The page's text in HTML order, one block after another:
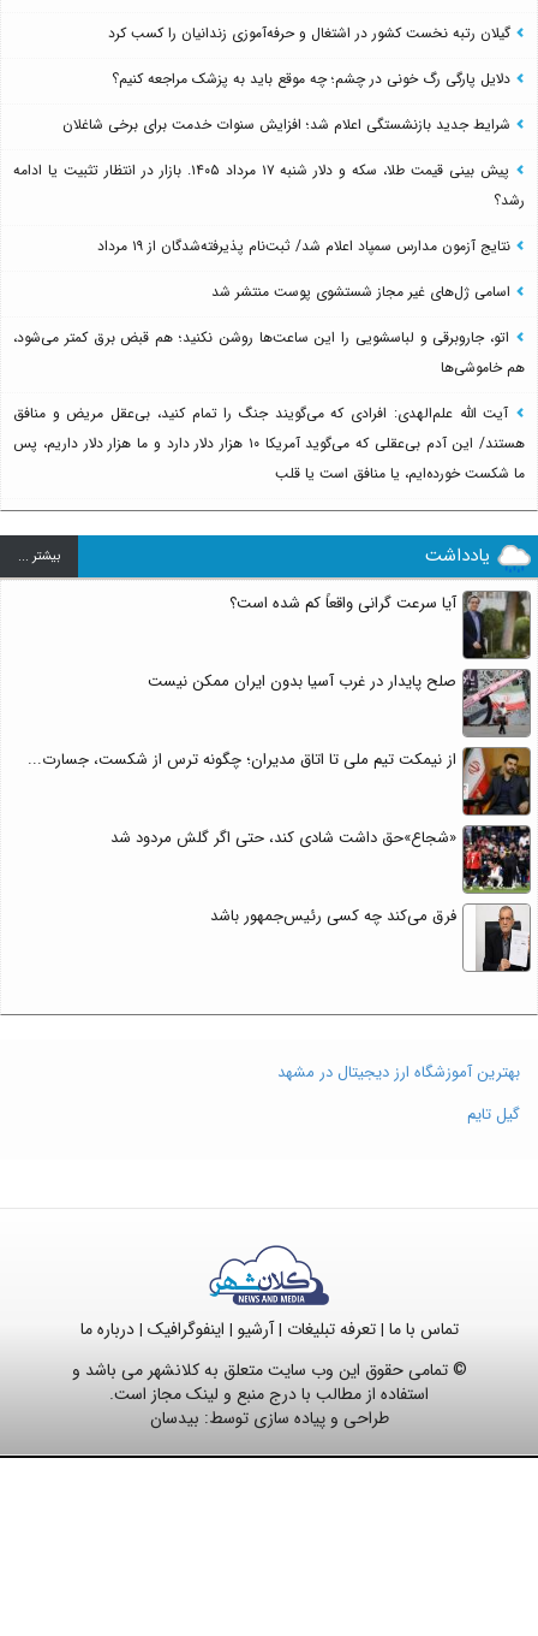
گیلان رتبه نخست کشور در اشتغال و حرفه‌آموزی زندانیان را کسب کرد
دلایل پارگی رگ خونی در چشم؛ چه موقع باید به پزشک مراجعه کنیم؟
شرایط جدید بازنشستگی اعلام شد؛ افزایش سنوات خدمت برای برخی شاغلان
پیش بینی قیمت طلا، سکه و دلار شنبه ۱۷ مرداد ۱۴۰۵. بازار در انتظار تثبیت یا ادامه
رشد؟
نتایج آزمون مدارس سمپاد اعلام شد/ ثبت‌نام پذیرفته‌شدگان از ۱۹ مرداد
اسامی ژل‌های غیر مجاز شستشوی پوست منتشر شد
اتو، جاروبرقی و لباسشویی را این ساعت‌ها روشن نکنید؛ هم قبض برق کمتر می‌شود،
هم خاموشی‌ها
آیت الله علم‌الهدی: افرادی که می‌گویند جنگ را تمام کنید، بی‌عقل مریض و منافق
هستند/ این آدم بی‌عقلی که می‌گوید آمریکا ۱۰ هزار دلار دارد و ما هزار دلار داریم، پس
ما شکست خورده‌ایم، یا منافق است یا قلب
یادداشت بيشتر ...
آیا سرعت گرانی واقعاً کم شده است؟
صلح پایدار در غرب آسیا بدون ایران ممکن نیست
از نیمکت تیم ملی تا اتاق مدیران؛ چگونه ترس از شکست، جسارت...
«شجاع»حق داشت شادی کند، حتی اگر گلش مردود شد
فرق می‌کند چه کسی رئیس‌جمهور باشد
بهترین آموزشگاه ارز دیجیتال در مشهد
گیل تایم
تماس با ما |تعرفه تبلیغات |آرشیو | اینفوگرافیک |درباره ما
© تمامی حقوق این وب سایت متعلق به کلانشهر می باشد و
استفاده از مطالب با درج منبع و لینک مجاز است.
طراحی و پیاده سازی توسط: بیدسان